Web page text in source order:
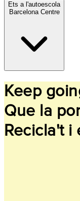
Ets a l'autoescola
Barcelona Centre
Keep
Que la
Recicla't i